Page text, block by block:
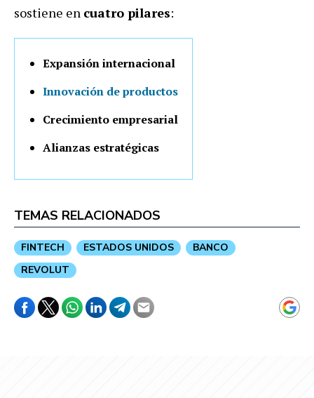
sostiene en cuatro pilares:
Expansión internacional
Innovación de productos
Crecimiento empresarial
Alianzas estratégicas
TEMAS RELACIONADOS
FINTECH ESTADOS UNIDOS
BANCO
REVOLUT